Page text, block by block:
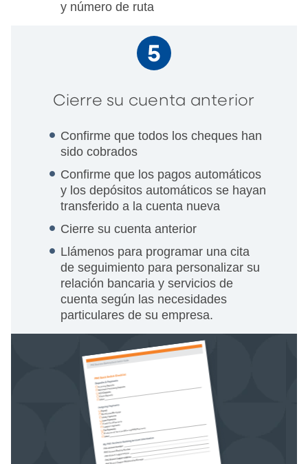
y número de ruta
Cierre su cuenta anterior
Confirme que todos los cheques han
sido cobrados
Confirme que los pagos automáticos
y los depósitos automáticos se hayan
transferido a la cuenta nueva
Cierre su cuenta anterior
Llámenos para programar una cita
de seguimiento para personalizar su
relación bancaria y servicios de
cuenta según las necesidades
particulares de su empresa.